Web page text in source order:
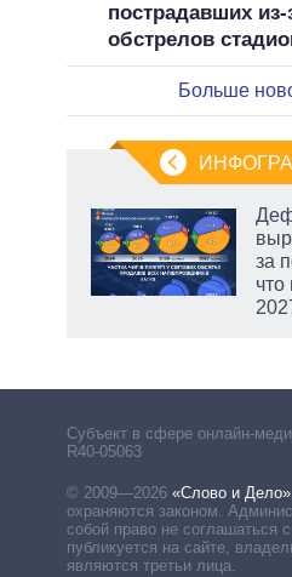
пострадавших из-
обстрелов
Больше
за
что
Субъект в сфере онлайн-
R40-05063
© 2009—2026 «Слово и Дело»
охраняются законом.
собой право не соглашаться
публикуется на сайте,
являются третьи лица.